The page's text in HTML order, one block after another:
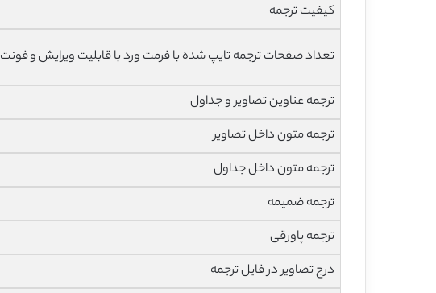
کیفیت ترجمه
تعداد صفحات ترجمه تایپ شده با فرمت ورد با قابلیت ویرایش و فونت 14 B Nazanin
ترجمه عناوین تصاویر و جداول
ترجمه متون داخل تصاویر
ترجمه متون داخل جداول
ترجمه ضمیمه
ترجمه پاورقی
درج تصاویر در فایل ترجمه